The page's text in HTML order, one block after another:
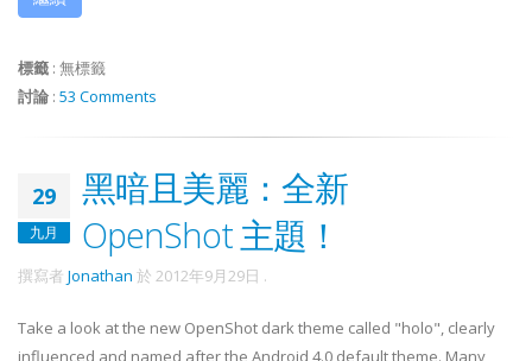
標籤 : 無標籤
討論 : 53 Comments
29
九月
黑暗且美麗：全新
OpenShot 主題！
撰寫者 Jonathan 於 2012年9月29日 .
Take a look at the new OpenShot dark theme called "holo", clearly
influenced and named after the Android 4.0 default theme. Many